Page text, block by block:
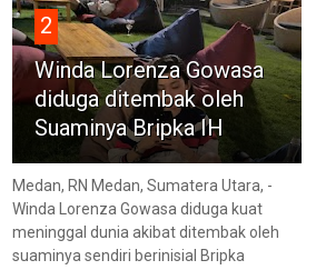
2
Winda Lorenza Gowasa
diduga ditembak oleh
Suaminya Bripka IH
Medan, RN Medan, Sumatera Utara, -
Winda Lorenza Gowasa diduga kuat
meninggal dunia akibat ditembak oleh
suaminya sendiri berinisial Bripka